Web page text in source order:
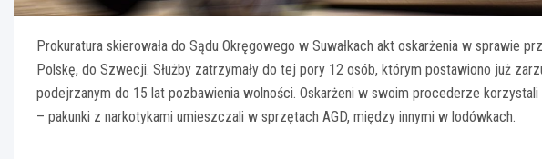
Prokuratura skierowała do Sądu Okręgowego w Suwałkach akt oskarżenia w sprawie
Polskę, do Szwecji. Służby zatrzymały do tej pory 12 osób, którym postawiono już
podejrzanym do 15 lat pozbawienia wolności. Oskarżeni w swoim procederze
– pakunki z narkotykami umieszczali w sprzętach AGD, między innymi w lodówkach.